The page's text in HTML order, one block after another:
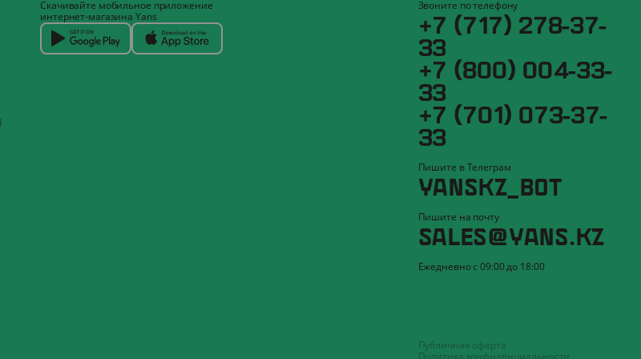
Скачивайте мобильное приложение
интернет-магазина Yans
Звоните по телефону
+7 (717) 278-37-
33
+7 (800) 004-33-
33
+7 (701) 073-37-
33
Пишите в Телеграм
YANSKZ_BOT
Пишите на почту
SALES@YANS.KZ
Ежедневно с 09:00 до 18:00
Публичная оферта
Политика конфиденциальности